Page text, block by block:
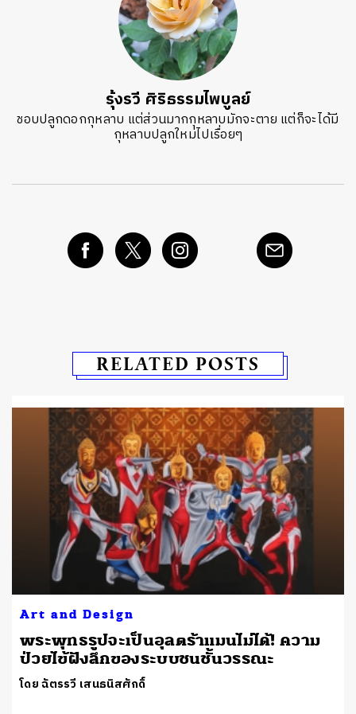
รุ้งรวี ศิริธรรมไพบูลย์
ชอบปลูกดอกกุหลาบ แต่ส่วนมากกุหลาบมักจะตาย แต่ก็จะได้มี
กุหลาบปลูกใหม่ไปเรื่อยๆ
RELATED POSTS
Art and Design
พระพุทธรูปจะเป็นอุลตร้าแมนไม่ได้! ความ
ป่วยไข้ฝังลึกของระบบชนชั้นวรรณะ
โดย ฉัตรรวี เสนธนิสศักดิ์